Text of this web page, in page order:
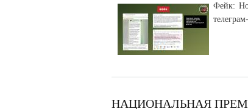
Фейк:
НАЦИОНАЛЬНАЯ